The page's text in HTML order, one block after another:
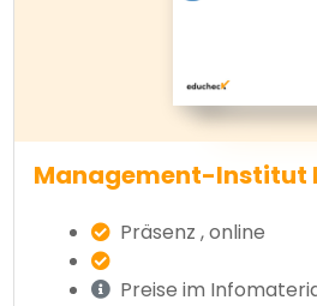
Management-Institut
Präsenz , online
Preise im